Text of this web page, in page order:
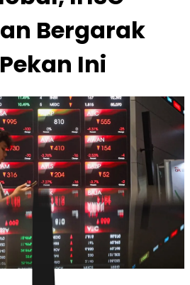
Bergarak
Ini